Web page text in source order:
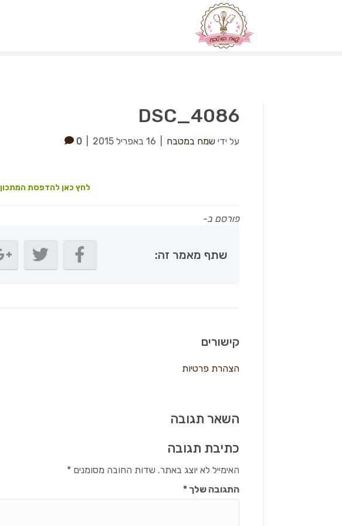
DSC_4086
על ידי שמח במטבח 16 באפריל 2015 0
לחץ כאן להדפסת המתכון
פורסם ב-
שתף מאמר זה:
קישורים
הצהרת פרטיות
השאר תגובה
כתיבת תגובה
האימייל לא יוצג באתר. שדות החובה מסומנים*
התגובה שלך*